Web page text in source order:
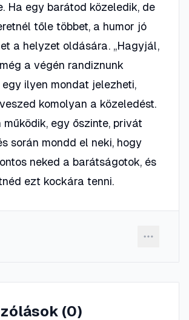
Ha egy barátod közeledik, de
tőle többet, a humor jó
a helyzet oldására. „Hagyjál,
a végén randiznunk
egy ilyen mondat jelezheti,
komolyan a közeledést.
működik, egy őszinte, privát
során mondd el neki, hogy
neked a barátságotok, és
ezt kockára tenni.
(0)